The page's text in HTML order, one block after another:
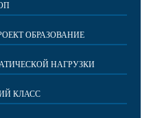
ОБРАЗОВАНИЕ
НАГРУЗКИ
КЛАСС